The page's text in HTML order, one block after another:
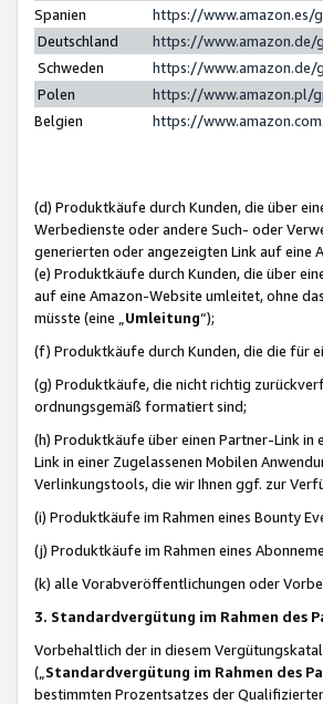
Spanien
https://www.amazon.es/
Deutschland
https://
Schweden
https://
Polen
https://www.amazon.pl/
Belgien
https://
(d) Produktkäufe durch Kunden, die über
Werbedienste oder andere Such- oder
generierten oder angezeigten Link auf eine
(e) Produktkäufe durch Kunden, die über
auf eine Amazon-Website umleitet, ohne
müsste (eine „ Umleitung“);
(f) Produktkäufe durch Kunden, die die für
(g) Produktkäufe, die nicht richtig
ordnungsgemäß formatiert sind;
(h) Produktkäufe über einen Partner-Link in
Link in einer Zugelassenen Mobilen
Verlinkungstools, die wir Ihnen ggf. zur
(i) Produktkäufe im Rahmen eines Bounty
(j) Produktkäufe im Rahmen eines
(k) alle Vorabveröffentlichungen oder
3. Standardvergütung im Rahmen des
Vorbehaltlich der in diesem
(„ Standardvergütung im Rahmen des
bestimmten Prozentsatzes der